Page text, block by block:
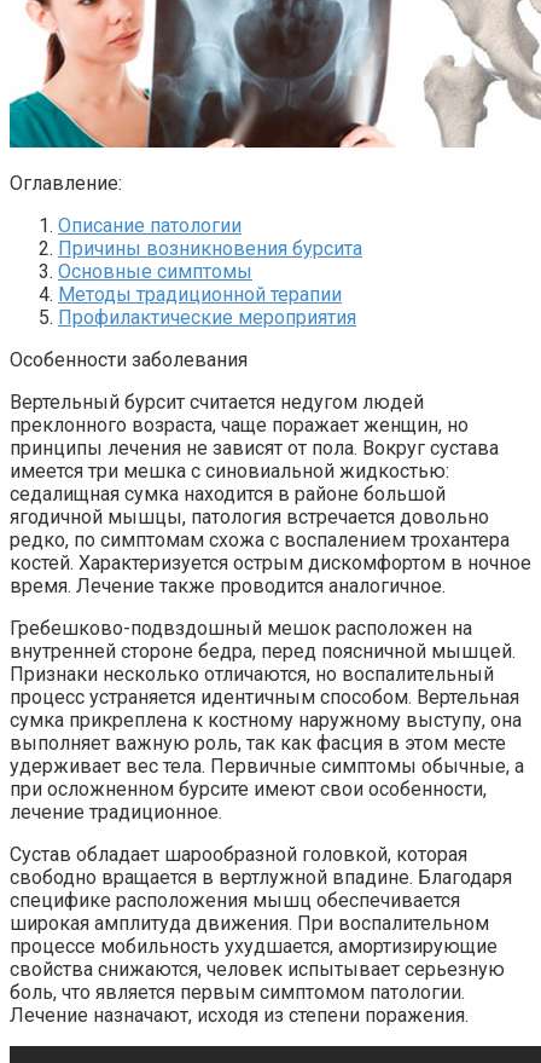
Оглавление:
Описание патологии
Причины возникновения бурсита
Основные симптомы
Методы традиционной терапии
Профилактические мероприятия
Особенности заболевания
Вертельный бурсит считается недугом людей
преклонного возраста, чаще поражает женщин, но
принципы лечения не зависят от пола. Вокруг сустава
имеется три мешка с синовиальной жидкостью:
седалищная сумка находится в районе большой
ягодичной мышцы, патология встречается довольно
редко, по симптомам схожа с воспалением трохантера
костей. Характеризуется острым дискомфортом в ночное
время. Лечение также проводится аналогичное.
Гребешково-подвздошный мешок расположен на
внутренней стороне бедра, перед поясничной мышцей.
Признаки несколько отличаются, но воспалительный
процесс устраняется идентичным способом. Вертельная
сумка прикреплена к костному наружному выступу, она
выполняет важную роль, так как фасция в этом месте
удерживает вес тела. Первичные симптомы обычные, а
при осложненном бурсите имеют свои особенности,
лечение традиционное.
Сустав обладает шарообразной головкой, которая
свободно вращается в вертлужной впадине. Благодаря
специфике расположения мышц обеспечивается
широкая амплитуда движения. При воспалительном
процессе мобильность ухудшается, амортизирующие
свойства снижаются, человек испытывает серьезную
боль, что является первым симптомом патологии.
Лечение назначают, исходя из степени поражения.